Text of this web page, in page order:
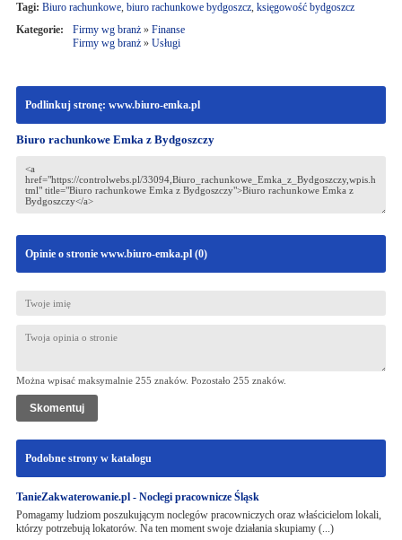
Tagi: Biuro rachunkowe, biuro rachunkowe bydgoszcz, księgowość bydgoszcz
Kategorie:
Firmy wg branż» Finanse
Firmy wg branż» Usługi
Podlinkuj stronę: www.biuro-emka.pl
Biuro rachunkowe Emka z Bydgoszczy
Opinie o stronie www.biuro-emka.pl (0)
Można wpisać maksymalnie 255 znaków. Pozostało 255 znaków.
Podobne strony w katalogu
TanieZakwaterowanie.pl - Noclegi pracownicze Śląsk
Pomagamy ludziom poszukującym noclegów pracowniczych oraz właścicielom lokali,
którzy potrzebują lokatorów. Na ten moment swoje działania skupiamy (...)